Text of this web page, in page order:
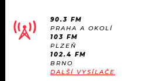
90.3 FM
PRAHA A OKOLÍ
103 FM
PLZEŇ
102.4 FM
BRNO
DALŠÍ VYSÍLAČE